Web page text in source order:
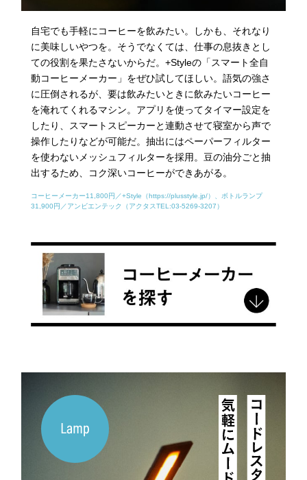
自宅でも手軽にコーヒーを飲みたい。しかも、それなり
に美味しいやつを。そうでなくては、仕事の息抜きとし
ての役割を果たさないからだ。+Styleの「スマート全自
動コーヒーメーカー」をぜひ試してほしい。語気の強さ
に圧倒されるが、要は飲みたいときに飲みたいコーヒー
を淹れてくれるマシン。アプリを使ってタイマー設定を
したり、スマートスピーカーと連動させて寝室から声で
操作したりなどが可能だ。抽出にはペーパーフィルター
を使わないメッシュフィルターを採用。豆の油分ごと抽
出するため、コク深いコーヒーができあがる。
コーヒーメーカー11,800円／+Style（https://plusstyle.jp/）、ボトルランプ
31,900円／アンビエンテック（アクタスTEL:03-5269-3207）